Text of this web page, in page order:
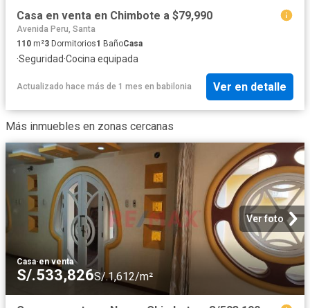
Casa en venta en Chimbote a $79,990
Avenida Peru, Santa
110 m²3 Dormitorios1 BañoCasa
·Seguridad·Cocina equipada
Actualizado hace más de 1 mes en babilonia Ver en detalle
Más inmuebles en zonas cercanas
Ver foto
Casa·en venta
S/.533,826S/.1,612/m²